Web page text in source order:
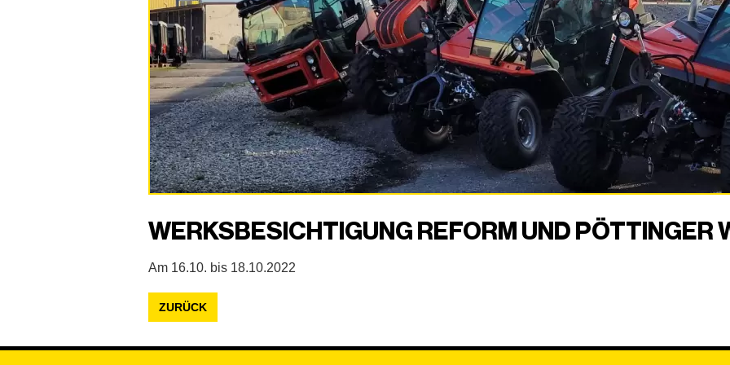
WERKSBESICHTIGUNG REFORM UND PÖTTINGER
Am 16.10. bis 18.10.2022
ZURÜCK